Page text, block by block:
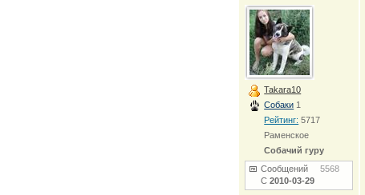
Takara10
Собаки 1
Рейтинг: 5717
Раменское
Собачий гуру
Сообщений5568
С2010-03-29